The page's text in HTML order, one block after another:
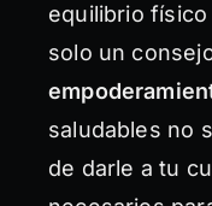
equilibrio
solo un
saludables no
de darle a tu